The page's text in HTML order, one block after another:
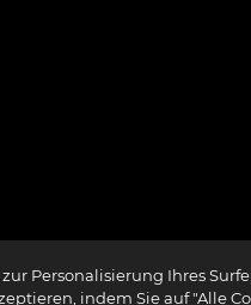
Personalisierung Ihres
indem Sie auf "Alle